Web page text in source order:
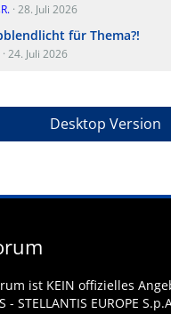
28. Juli 2026
für Thema?!
24. Juli 2026
Desktop Version
ist KEIN offizielles
- STELLANTIS EUROPE